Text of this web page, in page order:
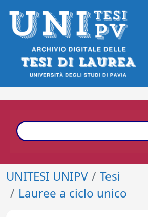
UNITESI UNIPV
Tesi
Lauree a ciclo unico